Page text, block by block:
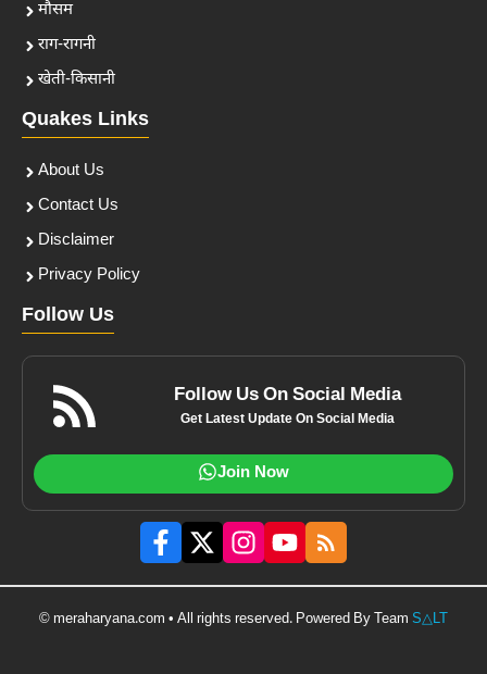
मौसम
राग-रागनी
खेती-किसानी
Quakes Links
About Us
Contact Us
Disclaimer
Privacy Policy
Follow Us
Follow Us On Social Media
Get Latest Update On Social Media
Join Now
© meraharyana.com • All rights reserved. Powered By Team S△LT